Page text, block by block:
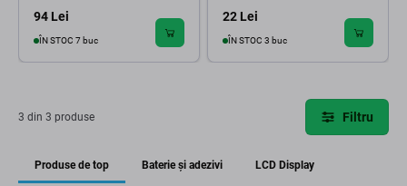
94 Lei
ÎN STOC 7 buc
22 Lei
ÎN STOC 3 buc
3 din 3 produse Filtru
Produse de top Baterie și adezivi LCD Display